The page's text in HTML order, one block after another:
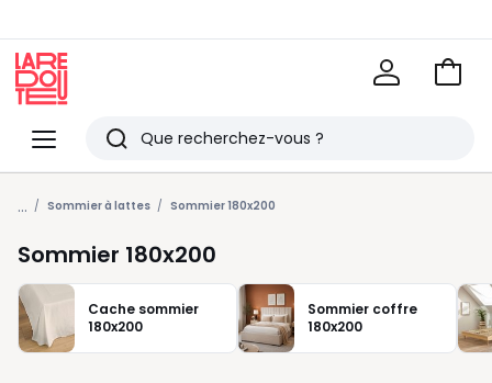
Menu
Redoute
Rechercher
Derniers
articles
vus
Voir
... Sommier à lattes Sommier 180x200
Sommier 180x200
Cache sommier
180x200
Sommier coffre
180x200